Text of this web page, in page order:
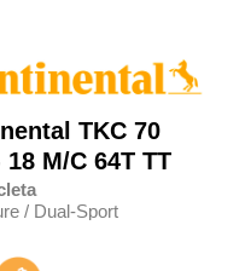
TKC 70
18 M/C 64T TT
/ Dual-Sport